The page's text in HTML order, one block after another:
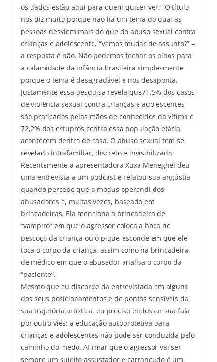
os dados estão aqui para quem quiser ver.” O título
nos diz muito porque não há um tema do qual as
pessoas desviem mais do que do abuso sexual contra
crianças e adolescente. “Vamos mudar de assunto?” –
a resposta é não. Não podemos fechar os olhos para
a calamidade da infância brasileira simplesmente
porque o tema é desagradável e nos desaponta.
Justamente essa pesquisa revela que71,5% dos casos
de violência sexual contra crianças e adolescentes
são praticados pelas mãos de conhecidos da vítima e
72,2% dos estupros contra essa população etária
acontecem dentro de casa. O abuso sexual tem se
revelado intrafamiliar, discreto e invisibilizado.
Recentemente a apresentadora Xuxa Meneghel deu
uma entrevista a um podcast e relatou sua angústia
quando percebe que o modus operandi dos
abusadores é, muitas vezes, baseado em
brincadeiras. Ela menciona a brincadeira de
“vampiro” em que o agressor coloca a boca no
pescoço da criança ou o pique-esconde em que ele
toca o corpo da criança, assim como na brincadeira
de médico em que o abusador analisa o corpo da
“paciente”.
Mesmo que eu discorde da entrevistada em alguns
dos seus posicionamentos e de pontos sensíveis da
sua trajetória artística, eu preciso endossar sua fala
por outro viés: a educação autoprotetiva para
crianças e adolescentes não pode ser conduzida pelo
caminho do medo. Afirmar que o agressor vai ser
sempre um sujeito assustador e carrancudo é um